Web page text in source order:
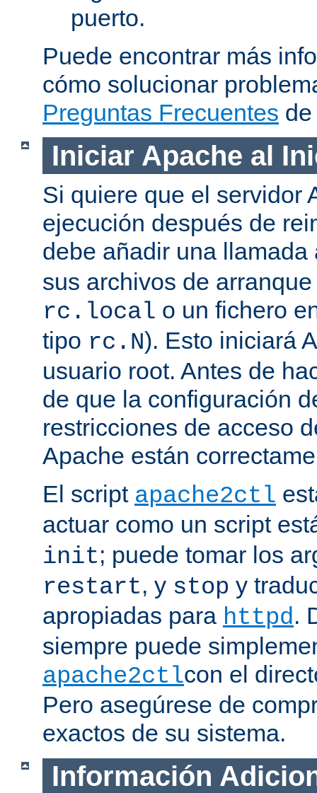
puerto.
Puede encontrar más
cómo solucionar
Preguntas Frecuentes
Iniciar Apache al
Si quiere que el servidor
ejecución después de
debe añadir una
sus archivos de
rc.local o un fichero
tipo rc.N). Esto iniciará
usuario root. Antes de
de que la configuración
restricciones de acceso
Apache están
El script apache2ctl
actuar como un script
init; puede tomar los
restart, y stop y
apropiadas para httpd.
siempre puede
apache2ctlcon el
Pero asegúrese de
exactos de su sistema.
Información